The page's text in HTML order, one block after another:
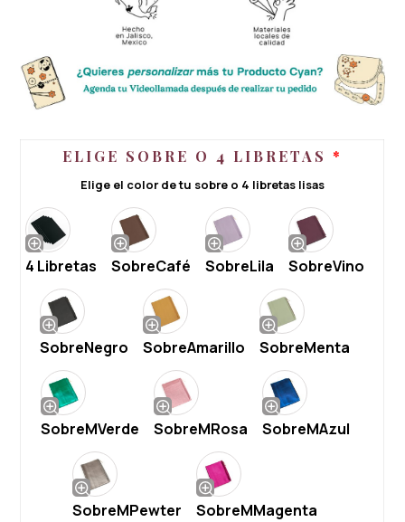
ELIGE SOBRE O 4 LIBRETAS *
Elige el color de tu sobre o 4 libretas lisas
4 Libretas SobreCafé SobreLila SobreVino
SobreNegro SobreAmarillo SobreMenta
SobreMVerde SobreMRosa SobreMAzul
SobreMPewter SobreMMagenta